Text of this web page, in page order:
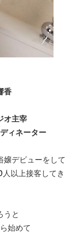
香
オ主宰
ィネーター
嬢デビューをして
以上接客してき
うと
始めて